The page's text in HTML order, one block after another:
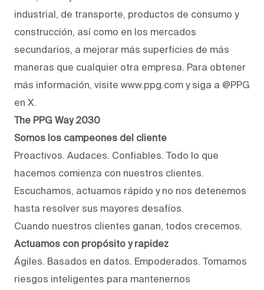
industrial, de transporte, productos de consumo y
construcción, así como en los mercados
secundarios, a mejorar más superficies de más
maneras que cualquier otra empresa. Para obtener
más información, visite www.ppg.com y siga a @PPG
en X.
The PPG Way 2030
Somos los campeones del cliente
Proactivos. Audaces. Confiables. Todo lo que
hacemos comienza con nuestros clientes.
Escuchamos, actuamos rápido y no nos detenemos
hasta resolver sus mayores desafíos.
Cuando nuestros clientes ganan, todos crecemos.
Actuamos con propósito y rapidez
Ágiles. Basados en datos. Empoderados. Tomamos
riesgos inteligentes para mantenernos